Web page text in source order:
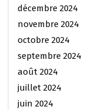
décembre 2024
novembre 2024
octobre 2024
septembre 2024
août 2024
juillet 2024
juin 2024